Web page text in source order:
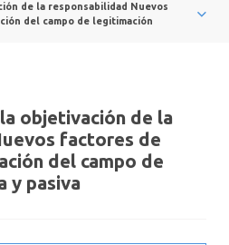
de la responsabilidad Nuevos
del campo de legitimación
objetivación de la
factores de
del campo de
y pasiva